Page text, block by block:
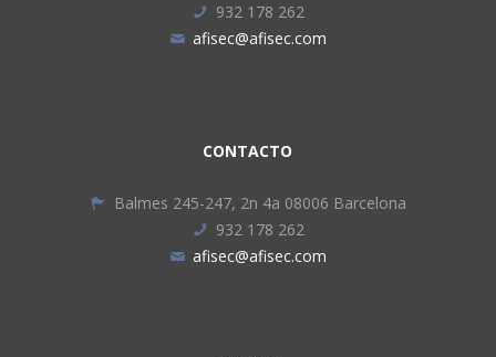
932 178 262
afisec@afisec.com
CONTACTO
Balmes 245-247, 2n 4a 08006 Barcelona
932 178 262
afisec@afisec.com